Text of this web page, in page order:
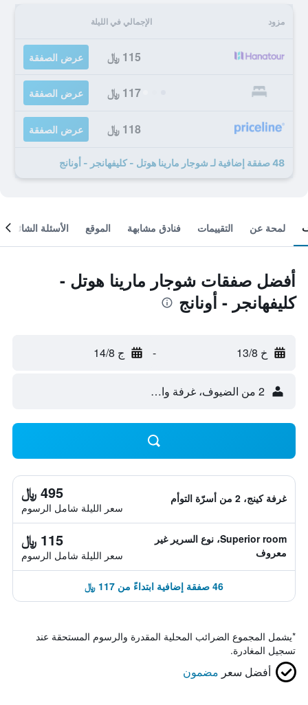
مزود الإجمالي في الليلة
115 ﷼ عرض الصفقة
117 ﷼ عرض الصفقة
118 ﷼ عرض الصفقة
48 صفقة إضافية لـ شوجار مارينا هوتل - كليفهانجر - أونانج
لمحة عن التقييمات فنادق مشابهة الموقع الأسئلة الشائعة
أفضل صفقات شوجار مارينا هوتل -
كليفهانجر - أونانج
خ 13/8 - ج 14/8
2 من الضيوف، غرفة واحدة
غرفة كينج، 2 من أسرّة التوأم 495 ﷼
سعر الليلة شامل الرسوم
Superior room، نوع السرير غير
معروف
115 ﷼
سعر الليلة شامل الرسوم
46 صفقة إضافية ابتداءً من 117 ﷼
*يشمل المجموع الضرائب المحلية المقدرة والرسوم المستحقة عند
تسجيل المغادرة.
أفضل سعر مضمون